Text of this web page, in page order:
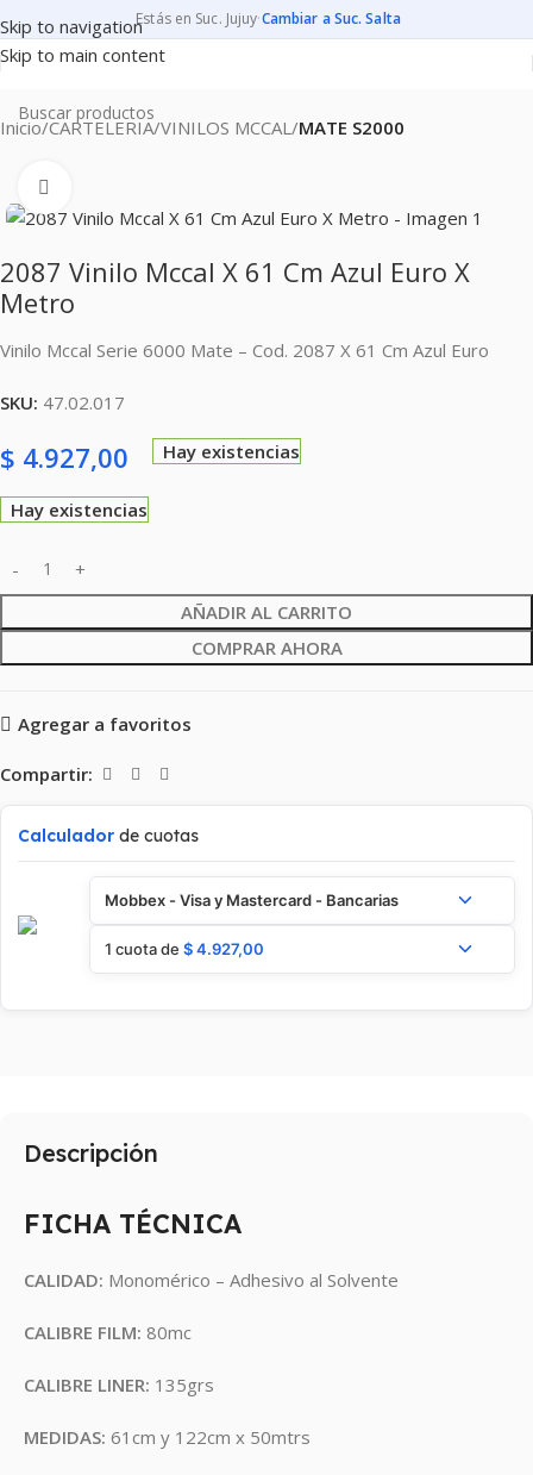
Skip to navigation
Skip to main content
Estás en Suc. Jujuy·Cambiar a Suc. Salta
Inicio CARTELERIA VINILOS MCCAL MATE S2000
2087 Vinilo Mccal X 61 Cm Azul Euro X
Metro
Vinilo Mccal Serie 6000 Mate – Cod. 2087 X 61 Cm Azul Euro
SKU: 47.02.017
$ 4.927,00 Hay existencias
Hay existencias
AÑADIR AL CARRITO
COMPRAR AHORA
Agregar a favoritos
Compartir:
Calculador de cuotas
Mobbex - Visa y Mastercard - Bancarias
1 cuota de $4.927,00
Descripción
FICHA TÉCNICA
CALIDAD: Monomérico – Adhesivo al Solvente
CALIBRE FILM: 80mc
CALIBRE LINER: 135grs
MEDIDAS: 61cm y 122cm x 50mtrs